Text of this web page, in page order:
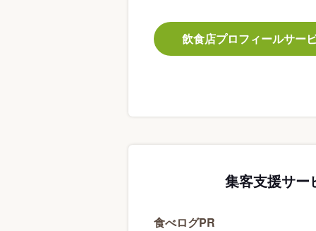
飲食店プロフィールサー
集客支援サー
食べログPR